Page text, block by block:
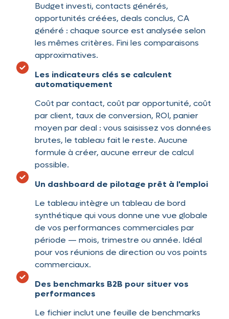
Budget investi, contacts générés,
opportunités créées, deals conclus, CA
généré : chaque source est analysée selon
les mêmes critères. Fini les comparaisons
approximatives.
Les indicateurs clés se calculent
automatiquement
Coût par contact, coût par opportunité, coût
par client, taux de conversion, ROI, panier
moyen par deal : vous saisissez vos données
brutes, le tableau fait le reste. Aucune
formule à créer, aucune erreur de calcul
possible.
Un dashboard de pilotage prêt à l'emploi
Le tableau intègre un tableau de bord
synthétique qui vous donne une vue globale
de vos performances commerciales par
période — mois, trimestre ou année. Idéal
pour vos réunions de direction ou vos points
commerciaux.
Des benchmarks B2B pour situer vos
performances
Le fichier inclut une feuille de benchmarks